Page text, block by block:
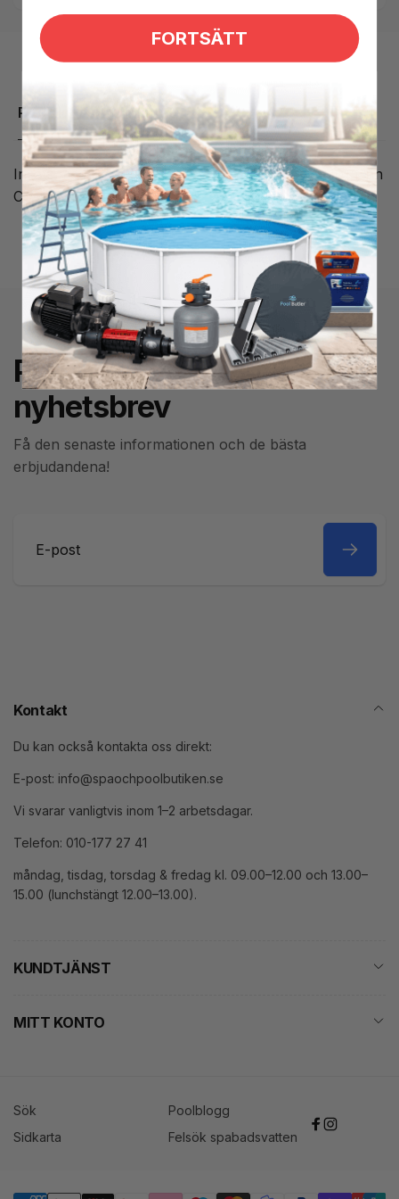
Produktbeskrivning
Insats med Coast Spas logo till nackkudde CS-101 från
Cost Spas.
Prenumerera på
nyhetsbrev
Få den senaste informationen och de bästa
erbjudandena!
Kontakt
Du kan också kontakta oss direkt:
E-post: info@spaochpoolbutiken.se
Vi svarar vanligtvis inom 1–2 arbetsdagar.
Telefon: 010-177 27 41
måndag, tisdag, torsdag & fredag kl. 09.00–12.00 och 13.00–
15.00 (lunchstängt 12.00–13.00).
KUNDTJÄNST
MITT KONTO
Sök
Poolblogg
Sidkarta
Felsök spabadsvatten Facebook
Instagram
FORTSÄTT